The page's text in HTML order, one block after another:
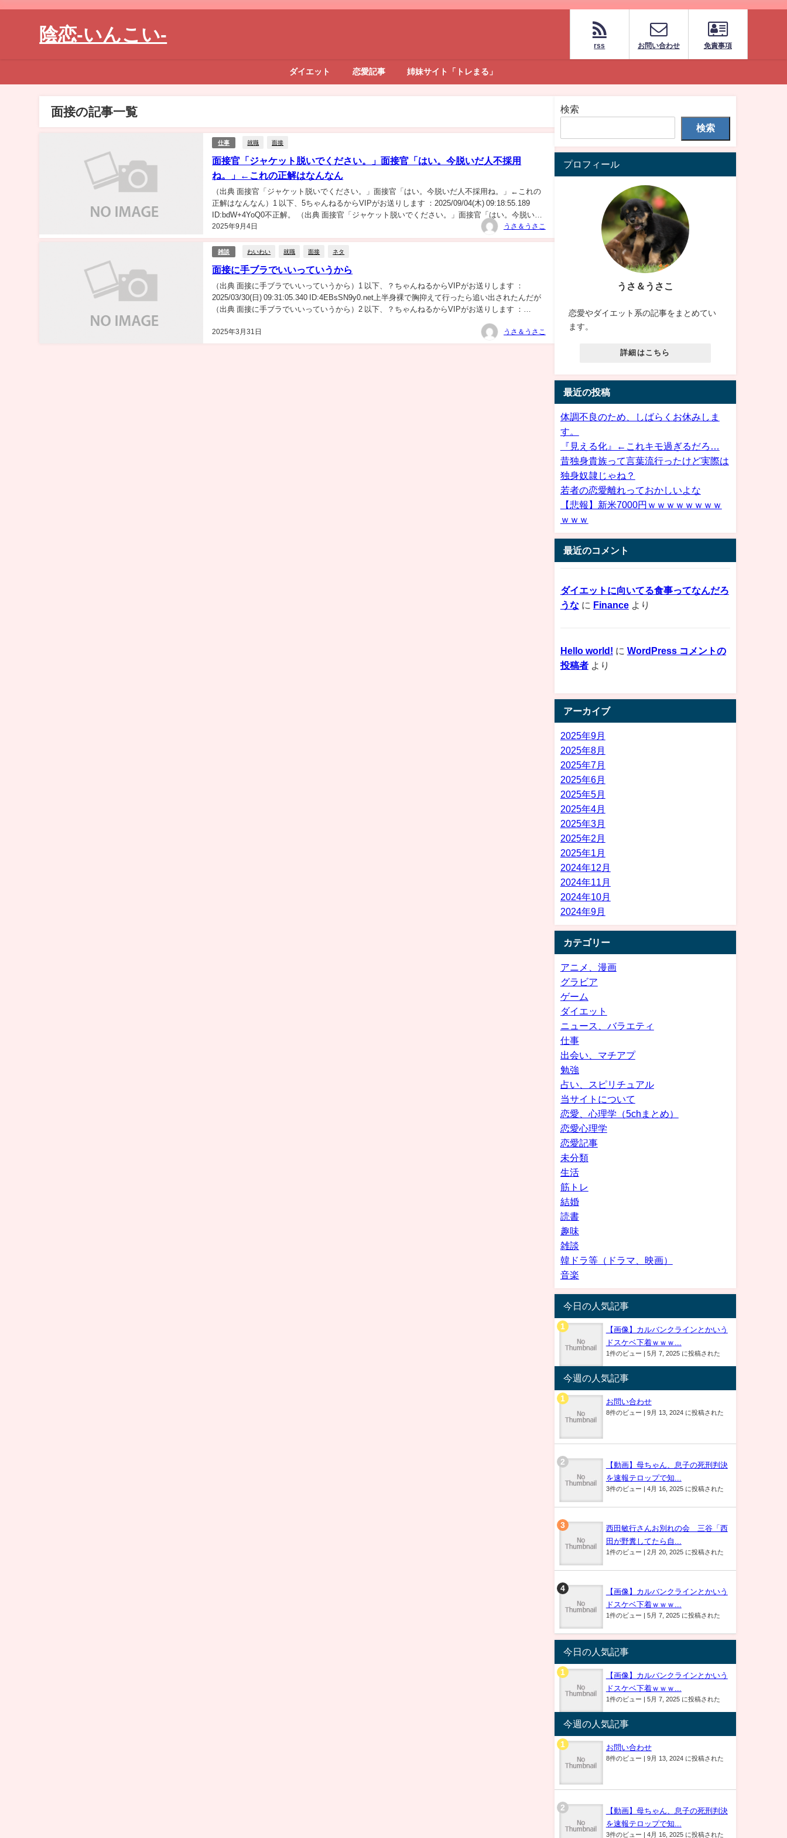
陰恋-いんこい-
rss お問い合わせ 免責事項
ダイエット 恋愛記事 姉妹サイト「トレまる」
面接の記事一覧
仕事 就職 面接
面接官「ジャケット脱いでください。」面接官「はい。今脱いだ人不採用
ね。」←これの正解はなんなん
2025年9月4日
（出典 面接官「ジャケット脱いでください。」面接官「はい。今脱いだ人不採用ね。」←これの
正解はなんなん）1 以下、5ちゃんねるからVIPがお送りします ：2025/09/04(木) 09:18:55.189
ID:bdW+4YoQ0不正解。 （出典 面接官「ジャケット脱いでください。」面接官「はい。今脱いだ
人不採用ね。...
うさ＆うさこ
雑談 わいわい 就職 面接 ネタ
面接に手ブラでいいっていうから
2025年3月31日
（出典 面接に手ブラでいいっていうから）1 以下、？ちゃんねるからVIPがお送りします ：
2025/03/30(日) 09:31:05.340 ID:4EBsSN9y0.net上半身裸で胸抑えて行ったら追い出されたんだが
（出典 面接に手ブラでいいっていうから）2 以下、？ちゃんねるからVIPがお送りします ：
うさ＆うさこ
検索
検索
プロフィール
うさ＆うさこ
恋愛やダイエット系の記事をまとめてい
ます。
詳細はこちら
最近の投稿
体調不良のため、しばらくお休みしま
す。
『見える化』←これキモ過ぎるだろ…
昔独身貴族って言葉流行ったけど実際は
独身奴隷じゃね？
若者の恋愛離れっておかしいよな
【悲報】新米7000円ｗｗｗｗｗｗｗｗ
ｗｗｗ
最近のコメント
ダイエットに向いてる食事ってなんだろ
うなに Financeより
Hello world! に WordPress コメントの
投稿者より
アーカイブ
2025年9月
2025年8月
2025年7月
2025年6月
2025年5月
2025年4月
2025年3月
2025年2月
2025年1月
2024年12月
2024年11月
2024年10月
2024年9月
カテゴリー
アニメ、漫画
グラビア
ゲーム
ダイエット
ニュース、バラエティ
仕事
出会い、マチアプ
勉強
占い、スピリチュアル
当サイトについて
恋愛、心理学（5chまとめ）
恋愛心理学
恋愛記事
未分類
生活
筋トレ
結婚
読書
趣味
雑談
韓ドラ等（ドラマ、映画）
音楽
今日の人気記事
【画像】カルバンクラインとかいう
ドスケベ下着ｗｗｗ...
1件のビュー | 5月 7, 2025 に投稿された
今週の人気記事
お問い合わせ
8件のビュー | 9月 13, 2024 に投稿された
【動画】母ちゃん、息子の死刑判決
を速報テロップで知...
3件のビュー | 4月 16, 2025 に投稿された
西田敏行さんお別れの会 三谷「西
田が野糞してたら自...
1件のビュー | 2月 20, 2025 に投稿された
【画像】カルバンクラインとかいう
ドスケベ下着ｗｗｗ...
1件のビュー | 5月 7, 2025 に投稿された
今日の人気記事
【画像】カルバンクラインとかいう
ドスケベ下着ｗｗｗ...
1件のビュー | 5月 7, 2025 に投稿された
今週の人気記事
お問い合わせ
8件のビュー | 9月 13, 2024 に投稿された
【動画】母ちゃん、息子の死刑判決
を速報テロップで知...
3件のビュー | 4月 16, 2025 に投稿された